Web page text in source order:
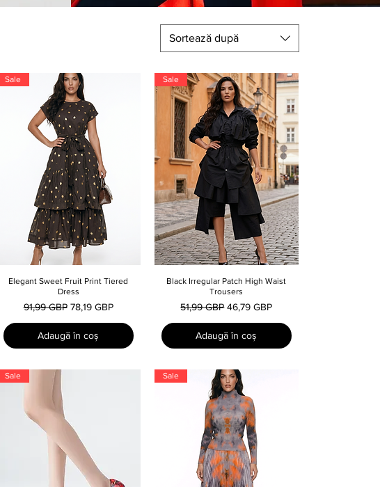
Sortează după
Afișare rapidă
Sale
Elegant Sweet Fruit Print Tiered
Dress
Preț normal
91,99 GBP Preț redus
78,19 GBP
Adaugă în coș
Afișare rapidă
Sale
Black Irregular Patch High Waist
Trousers
Preț normal
51,99 GBP Preț redus
46,79 GBP
Adaugă în coș
Sale Sale